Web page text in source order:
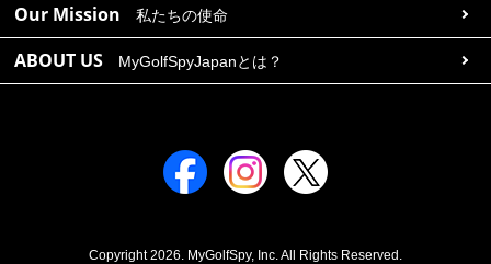
Our Mission 私たちの使命
ABOUT US MyGolfSpyJapanとは？
Copyright 2026. MyGolfSpy, Inc. All Rights Reserved.